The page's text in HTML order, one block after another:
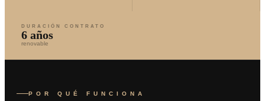
DURACIÓN CONTRATO
6 años
renovable
POR QUÉ FUNCIONA